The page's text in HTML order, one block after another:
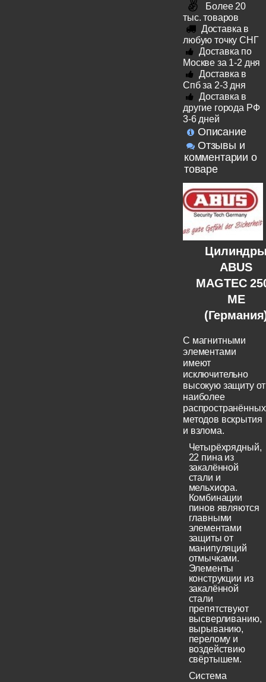
Более 20
тыс. товаров
Доставка в
любую точку СНГ
Доставка по
Москве за 1-2 дня
Доставка в
Спб за 2-3 дня
Доставка в
другие города РФ
3-6 дней
Описание
Отзывы и
комментарии о
товаре
ABUS
MAGTEC
ME
C магнитными
элементами
имеют
исключительно
высокую защиту от
наиболее
распространённых
методов вскрытия
и взлома.
Четырёхрядный,
22 пина из
закалённой
стали и
мельхиора.
Комбинации
пинов являются
главными
элементами
защиты от
манипуляций
отмычками.
Элементы
конструкции из
закалённой
стали
препятствуют
высверливанию,
вырыванию,
перелому и
воздействию
свёртышем.
Система